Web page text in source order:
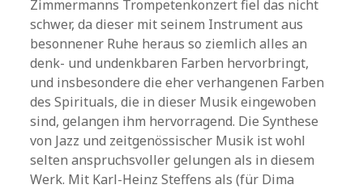
Zimmermanns Trompetenkonzert fiel das nicht
schwer, da dieser mit seinem Instrument aus
besonnener Ruhe heraus so ziemlich alles an
denk- und undenkbaren Farben hervorbringt,
und insbesondere die eher verhangenen Farben
des Spirituals, die in dieser Musik eingewoben
sind, gelangen ihm hervorragend. Die Synthese
von Jazz und zeitgenössischer Musik ist wohl
selten anspruchsvoller gelungen als in diesem
Werk. Mit Karl-Heinz Steffens als (für Dima